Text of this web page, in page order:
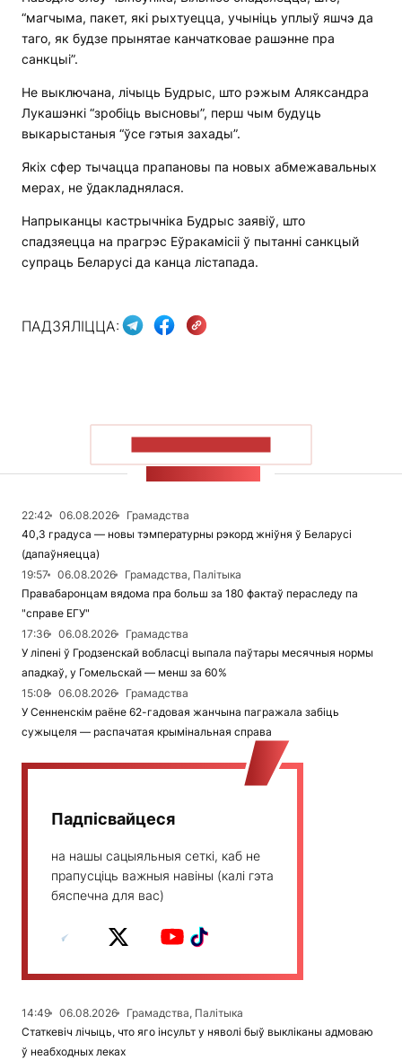
“магчыма, пакет, які рыхтуецца, учыніць уплыў яшчэ да
таго, як будзе прынятае канчатковае рашэнне пра
санкцыі”.
Не выключана, лічыць Будрыс, што рэжым Аляксандра
Лукашэнкі “зробіць высновы”, перш чым будуць
выкарыстаныя “ўсе гэтыя захады”.
Якіх сфер тычацца прапановы па новых абмежавальных
мерах, не ўдакладнялася.
Напрыканцы кастрычніка Будрыс заявіў, што
спадзяецца на прагрэс Еўракамісіі ў пытанні санкцый
супраць Беларусі да канца лістапада.
ПАДЗЯЛІЦЦА:
22:42 06.08.2026
Грамадства
40,3 градуса — новы тэмпературны рэкорд жніўня ў Беларусі
(дапаўняецца)
19:57
06.08.2026
Грамадства, Палітыка
Правабаронцам вядома пра больш за 180 фактаў пераследу па
"справе ЕГУ"
17:36
06.08.2026
Грамадства
У ліпені ў Гродзенскай вобласці выпала паўтары месячныя нормы
ападкаў, у Гомельскай — менш за 60%
15:08
06.08.2026
Грамадства
У Сенненскім раёне 62-гадовая жанчына пагражала забіць
сужыцеля — распачатая крымінальная справа
Падпісвайцеся
на нашы сацыяльныя сеткі, каб не
прапусціць важныя навіны (калі гэта
бяспечна для вас)
14:49 06.08.2026
Грамадства, Палітыка
Статкевіч лічыць, что яго інсульт у няволі быў выкліканы адмоваю
ў неабходных леках